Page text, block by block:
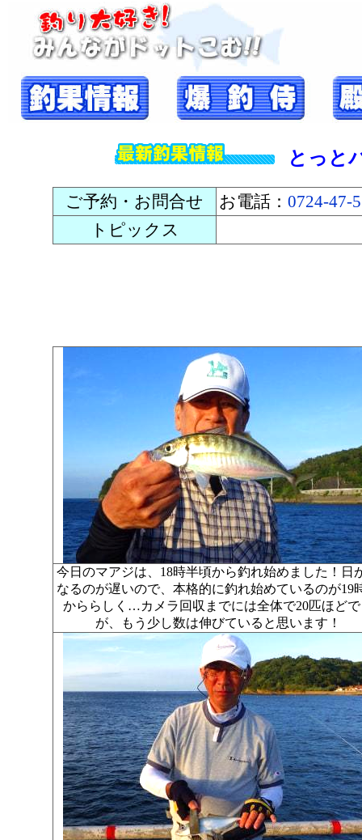
とっと
ご予約・お問合せ お電話： 0724-47-
トピックス
今日のマアジは、18時半頃から釣れ始めました！日
なるのが遅いので、本格的に釣れ始めているのが19
かららしく…カメラ回収までには全体で20匹ほど
が、もう少し数は伸びていると思います！